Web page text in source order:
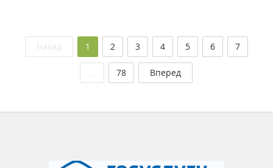
Назад 1 (текущая)
2 3 4 5 6 7
… 78 Вперед